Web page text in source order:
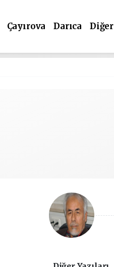
Çayırova Darıca Diğer